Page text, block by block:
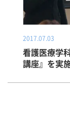
2017.07.03
看護医療学
講座』を実